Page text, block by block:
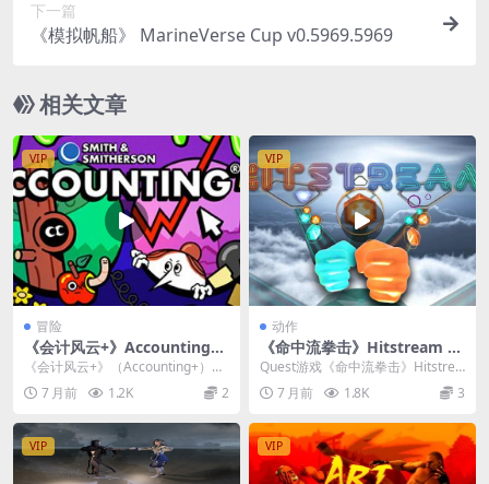
下一篇
《模拟帆船》 MarineVerse Cup v0.5969.5969
相关文章
VIP
冒险
《会计风云+》Accounting+
v1.24.35.35
《会计风云+》（Accounting+）是
一款风格非常独特的VR冒险游戏，
它将荒...
7 月前 1.2K 2
VIP
动作
《命中流拳击》Hitstream v
2.04d.827
Quest游戏《命中流拳击》Hitstrea
m 是一款将音乐节奏与全身运动相
结合...7 月前 1.8K 3
VIP VIP